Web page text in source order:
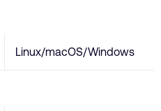
Linux/macOS/Windows